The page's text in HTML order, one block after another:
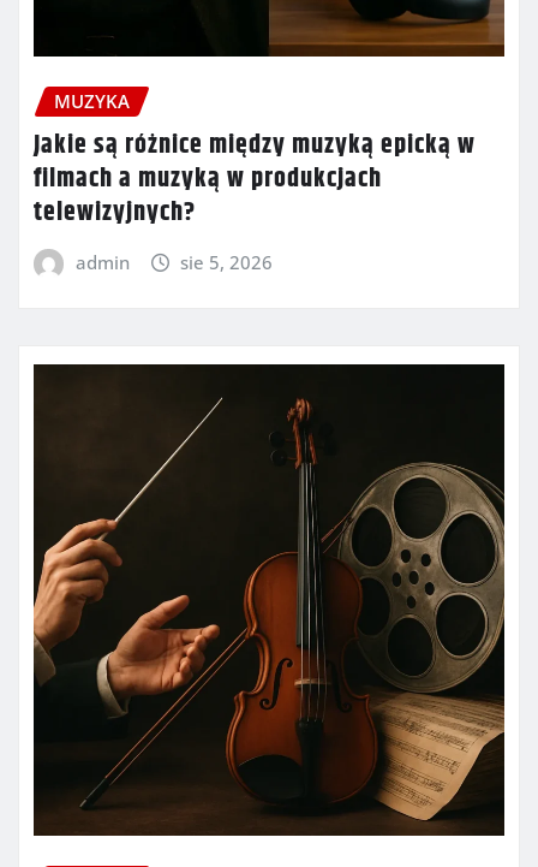
MUZYKA
Jakie są różnice między muzyką epicką w
filmach a muzyką w produkcjach
telewizyjnych?
admin sie 5, 2026